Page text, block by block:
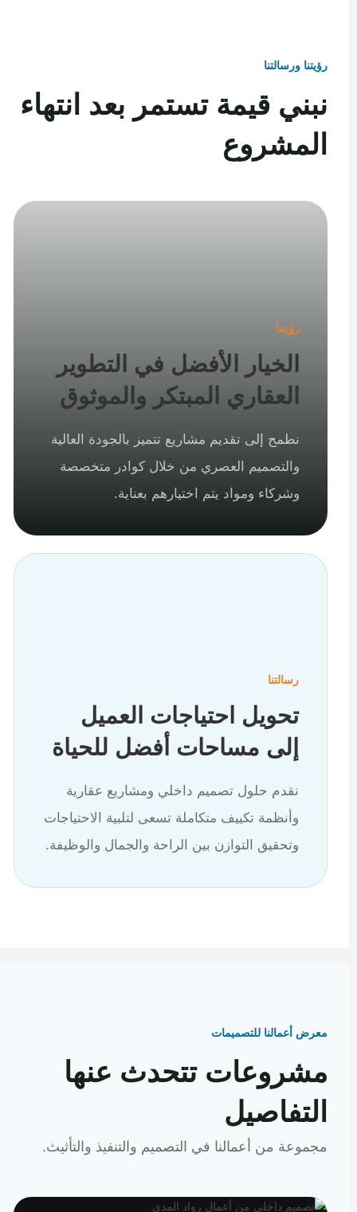
رؤيتنا ورسالتنا
نبني قيمة تستمر بعد انتهاء
المشروع
رؤيتنا
الخيار الأفضل في التطوير
العقاري المبتكر والموثوق
نطمح إلى تقديم مشاريع تتميز بالجودة العالية
والتصميم العصري من خلال كوادر متخصصة
وشركاء ومواد يتم اختيارهم بعناية.
رسالتنا
تحويل احتياجات العميل
إلى مساحات أفضل للحياة
نقدم حلول تصميم داخلي ومشاريع عقارية
وأنظمة تكييف متكاملة تسعى لتلبية الاحتياجات
وتحقيق التوازن بين الراحة والجمال والوظيفة.
معرض أعمالنا للتصميمات
مشروعات تتحدث عنها
التفاصيل
مجموعة من أعمالنا في التصميم والتنفيذ والتأثيث.